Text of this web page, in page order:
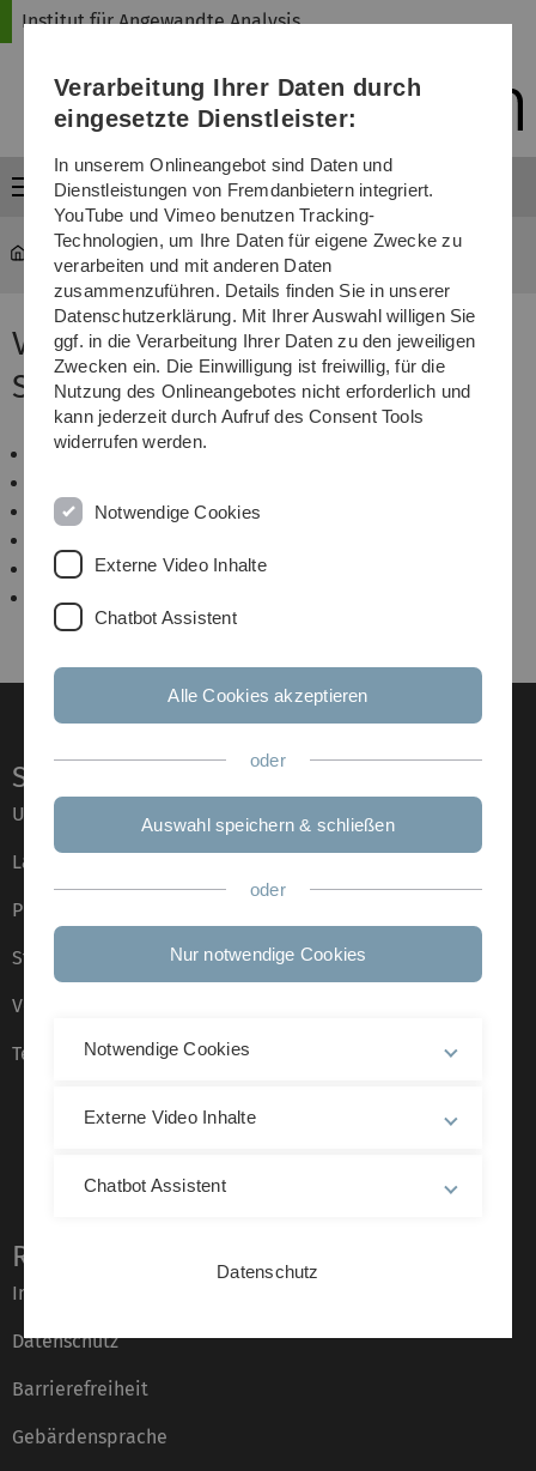
Direkt
Direkt
Direkt
(Sprache,
Drucken,
Media)
Direkt
Direkt
Institut für Angewandte Analysis
Menü
SS 09
Veranstaltungen im
Sommersemester 2009
Analysis II
HM II für Ingenieure
Partielle Differentialgleichungen
Seminar Funktionalanalysis
Service
Universität von A–Z
Lagepläne
Presse
Stellenangebote
Veranstaltungskalender
Telefonverzeichnis
Rechtliche Hinweise
Impressum
Datenschutz
Barrierefreiheit
Gebärdensprache
Verarbeitung Ihrer Daten durch
eingesetzte Dienstleister:
In unserem Onlineangebot sind Daten und
Dienstleistungen von Fremdanbietern integriert.
YouTube und Vimeo benutzen Tracking-
Technologien, um Ihre Daten für eigene Zwecke zu
verarbeiten und mit anderen Daten
zusammenzuführen. Details finden Sie in unserer
Datenschutzerklärung. Mit Ihrer Auswahl willigen Sie
ggf. in die Verarbeitung Ihrer Daten zu den jeweiligen
Zwecken ein. Die Einwilligung ist freiwillig, für die
Nutzung des Onlineangebotes nicht erforderlich und
kann jederzeit durch Aufruf des Consent Tools
widerrufen werden.
Notwendige Cookies
Externe Video Inhalte
Chatbot Assistent
Alle Cookies akzeptieren
oder
Auswahl speichern & schließen
oder
Nur notwendige Cookies
Notwendige Cookies
Externe Video Inhalte
Chatbot Assistent
Datenschutz